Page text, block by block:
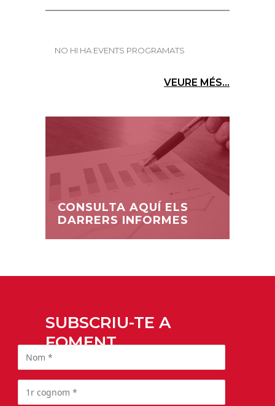
NO HI HA EVENTS PROGRAMATS
VEURE MÉS...
CONSULTA AQUÍ ELS
DARRERS INFORMES
SUBSCRIU-TE A
FOMENT